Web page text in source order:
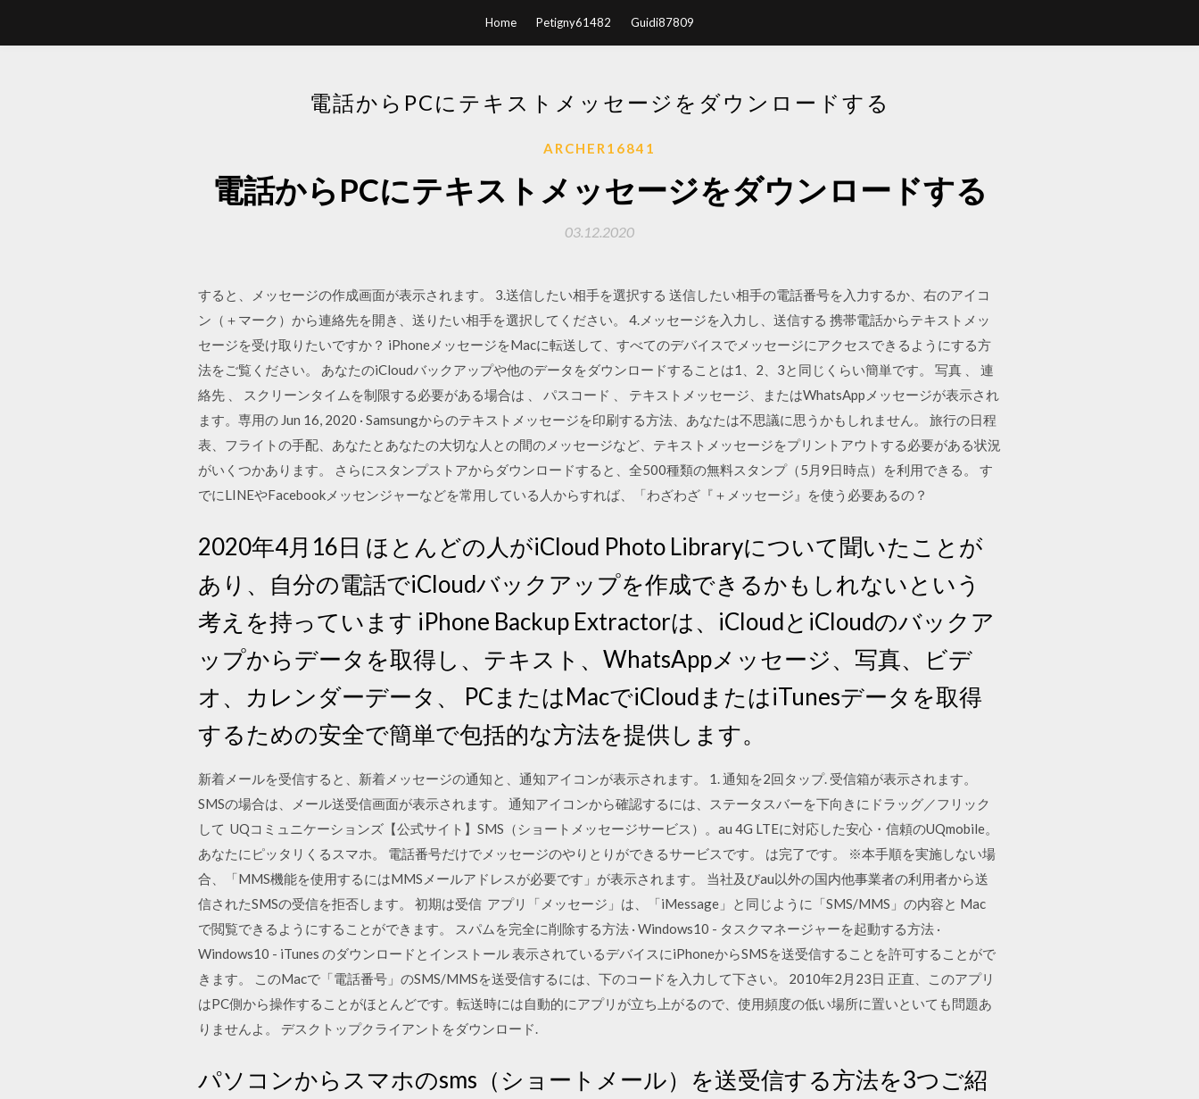
Home Petigny61482 Guidi87809
電話からPCにテキストメッセージをダウンロードする
ARCHER16841
電話からPCにテキストメッセージをダウンロードする
03.12.2020
すると、メッセージの作成画面が表示されます。 3.送信したい相手を選択する 送信したい相手の電話番号を入力するか、右のアイコ
ン（＋マーク）から連絡先を開き、送りたい相手を選択してください。 4.メッセージを入力し、送信する 携帯電話からテキストメッ
セージを受け取りたいですか？ iPhoneメッセージをMacに転送して、すべてのデバイスでメッセージにアクセスできるようにする方
法をご覧ください。 あなたのiCloudバックアップや他のデータをダウンロードすることは1、2、3と同じくらい簡単です。 写真 、 連
絡先 、 スクリーンタイムを制限する必要がある場合は 、 パスコード 、 テキストメッセージ、またはWhatsAppメッセージが表示され
ます。専用の Jun 16, 2020 · Samsungからのテキストメッセージを印刷する方法、あなたは不思議に思うかもしれません。 旅行の日程
表、フライトの手配、あなたとあなたの大切な人との間のメッセージなど、テキストメッセージをプリントアウトする必要がある状況
がいくつかあります。 さらにスタンプストアからダウンロードすると、全500種類の無料スタンプ（5月9日時点）を利用できる。 す
でにLINEやFacebookメッセンジャーなどを常用している人からすれば、「わざわざ『＋メッセージ』を使う必要あるの？
2020年4月16日 ほとんどの人がiCloud Photo Libraryについて聞いたことが
あり、自分の電話でiCloudバックアップを作成できるかもしれないという
考えを持っています iPhone Backup Extractorは、iCloudとiCloudのバックア
ップからデータを取得し、テキスト、WhatsAppメッセージ、写真、ビデ
オ、カレンダーデータ、 PCまたはMacでiCloudまたはiTunesデータを取得
するための安全で簡単で包括的な方法を提供します。
新着メールを受信すると、新着メッセージの通知と、通知アイコンが表示されます。 1. 通知を2回タップ. 受信箱が表示されます。
SMSの場合は、メール送受信画面が表示されます。 通知アイコンから確認するには、ステータスバーを下向きにドラッグ／フリック
して UQコミュニケーションズ【公式サイト】SMS（ショートメッセージサービス）。au 4G LTEに対応した安心・信頼のUQmobile。
あなたにピッタリくるスマホ。 電話番号だけでメッセージのやりとりができるサービスです。 は完了です。 ※本手順を実施しない場
合、「MMS機能を使用するにはMMSメールアドレスが必要です」が表示されます。 当社及びau以外の国内他事業者の利用者から送
信されたSMSの受信を拒否します。 初期は受信 アプリ「メッセージ」は、「iMessage」と同じように「SMS/MMS」の内容と Mac
で閲覧できるようにすることができます。 スパムを完全に削除する方法 · Windows10 - タスクマネージャーを起動する方法 ·
Windows10 - iTunes のダウンロードとインストール 表示されているデバイスにiPhoneからSMSを送受信することを許可することがで
きます。 このMacで「電話番号」のSMS/MMSを送受信するには、下のコードを入力して下さい。 2010年2月23日 正直、このアプリ
はPC側から操作することがほとんどです。転送時には自動的にアプリが立ち上がるので、使用頻度の低い場所に置いといても問題あ
りませんよ。 デスクトップクライアントをダウンロード.
パソコンからスマホのsms（ショートメール）を送受信する方法を3つご紹